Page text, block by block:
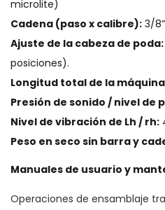
microlite)
Cadena (paso x calibre): 3/
Ajuste de la cabeza de poda:
posiciones).
Longitud total de la
Presión de sonido / nivel de
Nivel de vibración de Lh / rh:
Peso en seco sin barra y
Manuales de usuario y
Operaciones de ensamblaje